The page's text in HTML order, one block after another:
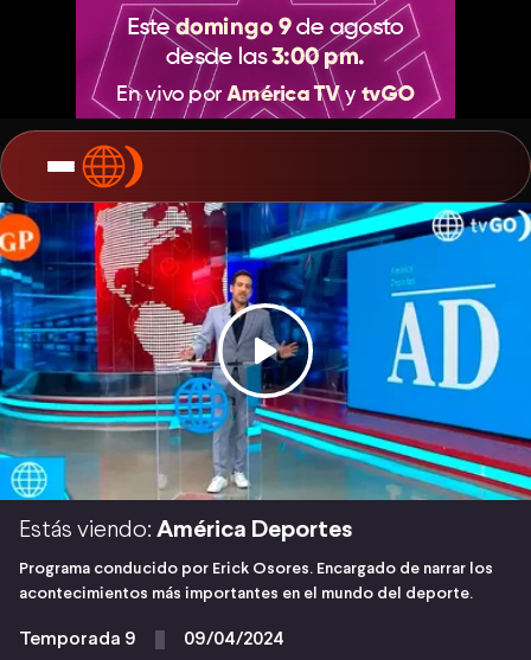
Estás viendo: América Deportes
Programa conducido por Erick Osores. Encargado de narrar los
acontecimientos más importantes en el mundo del deporte.
Temporada 9 09/04/2024